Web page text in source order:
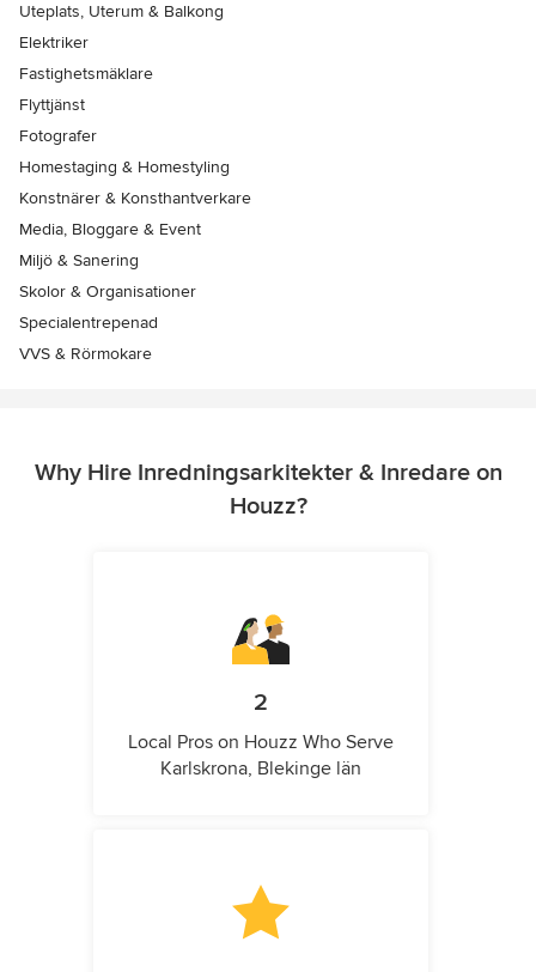
Uteplats, Uterum & Balkong
Elektriker
Fastighetsmäklare
Flyttjänst
Fotografer
Homestaging & Homestyling
Konstnärer & Konsthantverkare
Media, Bloggare & Event
Miljö & Sanering
Skolor & Organisationer
Specialentrepenad
VVS & Rörmokare
Why Hire Inredningsarkitekter & Inredare on
Houzz?
2
Local Pros on Houzz Who Serve
Karlskrona, Blekinge län